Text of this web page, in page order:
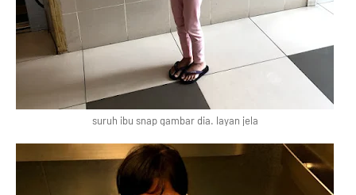
suruh ibu snap gambar dia. layan jela